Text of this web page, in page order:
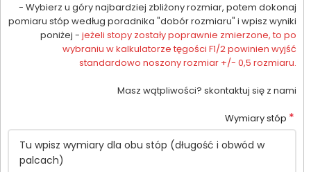
- Wybierz u góry najbardziej zbliżony rozmiar, potem dokonaj
pomiaru stóp według poradnika "dobór rozmiaru" i wpisz wyniki
poniżej - jeżeli stopy zostały poprawnie zmierzone, to po
wybraniu w kalkulatorze tęgości F1/2 powinien wyjść
standardowo noszony rozmiar +/- 0,5 rozmiaru.
Masz wątpliwości? skontaktuj się z nami
Wymiary stóp *